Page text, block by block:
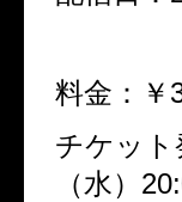
料金：￥
チケット
（水）